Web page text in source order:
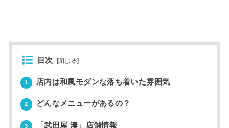
目次 [閉じる]
1 店内は和風モダンな落ち着いた雰囲気
2 どんなメニューがあるの？
3 「武田屋 湊」店舗情報